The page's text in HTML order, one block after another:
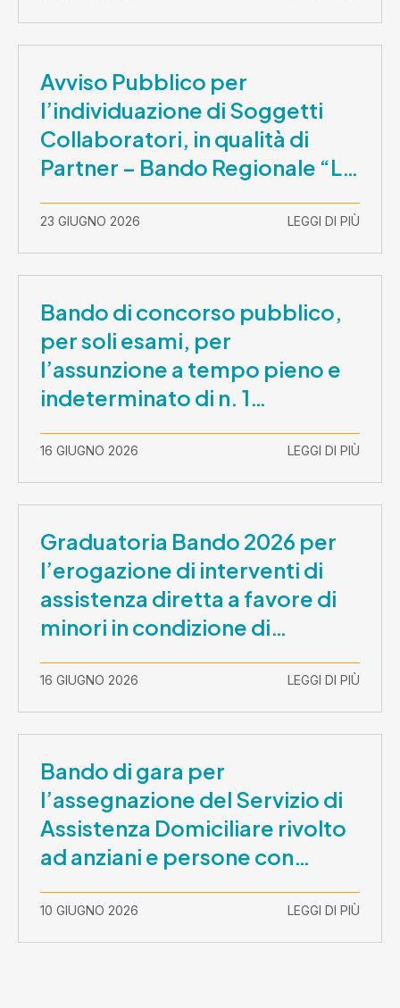
Avviso Pubblico per
l’individuazione di Soggetti
Collaboratori, in qualità di
Partner – Bando Regionale “La
Lombardia è dei Giovani 2026”
– CUP E81B26000210003
23 GIUGNO 2026 LEGGI DI PIÙ
Bando di concorso pubblico,
per soli esami, per
l’assunzione a tempo pieno e
indeterminato di n. 1
Comunicazione prova scritta e
prova orale
16 GIUGNO 2026 LEGGI DI PIÙ
Graduatoria Bando 2026 per
l’erogazione di interventi di
assistenza diretta a favore di
minori in condizione di
disabilità con necessità di
sostegno elevato e molto
elevato (Misura B2) per
prestazioni socioeducative o
educative in contesti
socializzanti (Centri estivi)
16 GIUGNO 2026 LEGGI DI PIÙ
Bando di gara per
l’assegnazione del Servizio di
Assistenza Domiciliare rivolto
ad anziani e persone con
disabilità nel periodo 1 ottobre
2026-30 settembre 2029
10 GIUGNO 2026 LEGGI DI PIÙ